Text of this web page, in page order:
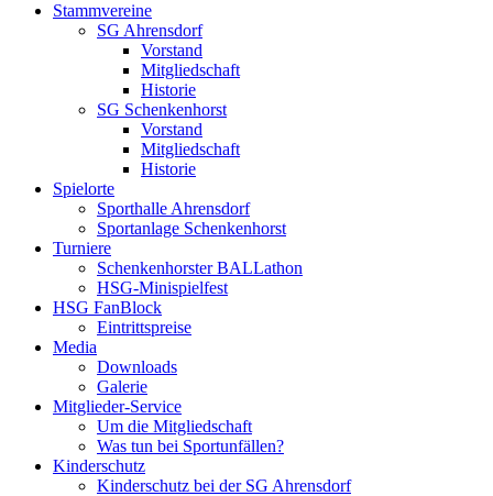
Stammvereine
SG Ahrensdorf
Vorstand
Mitgliedschaft
Historie
SG Schenkenhorst
Vorstand
Mitgliedschaft
Historie
Spielorte
Sporthalle Ahrensdorf
Sportanlage Schenkenhorst
Turniere
Schenkenhorster BALLathon
HSG-Minispielfest
HSG FanBlock
Eintrittspreise
Media
Downloads
Galerie
Mitglieder-Service
Um die Mitgliedschaft
Was tun bei Sportunfällen?
Kinderschutz
Kinderschutz bei der SG Ahrensdorf